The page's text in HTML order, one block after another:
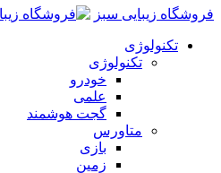
فروشگاه زیبایی سبز
تکنولوژی
تکنولوژی
خودرو
علمی
گجت هوشمند
متاورس
بازی
زمین